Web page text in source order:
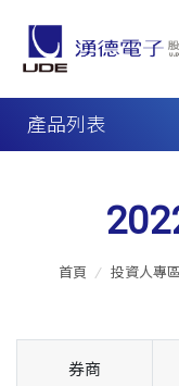
產品列表
首頁 / 投資人專區
券商